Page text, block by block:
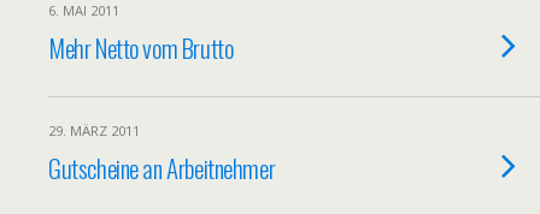
6. MAI 2011
Mehr Netto vom Brutto
29. MÄRZ 2011
Gutscheine an Arbeitnehmer